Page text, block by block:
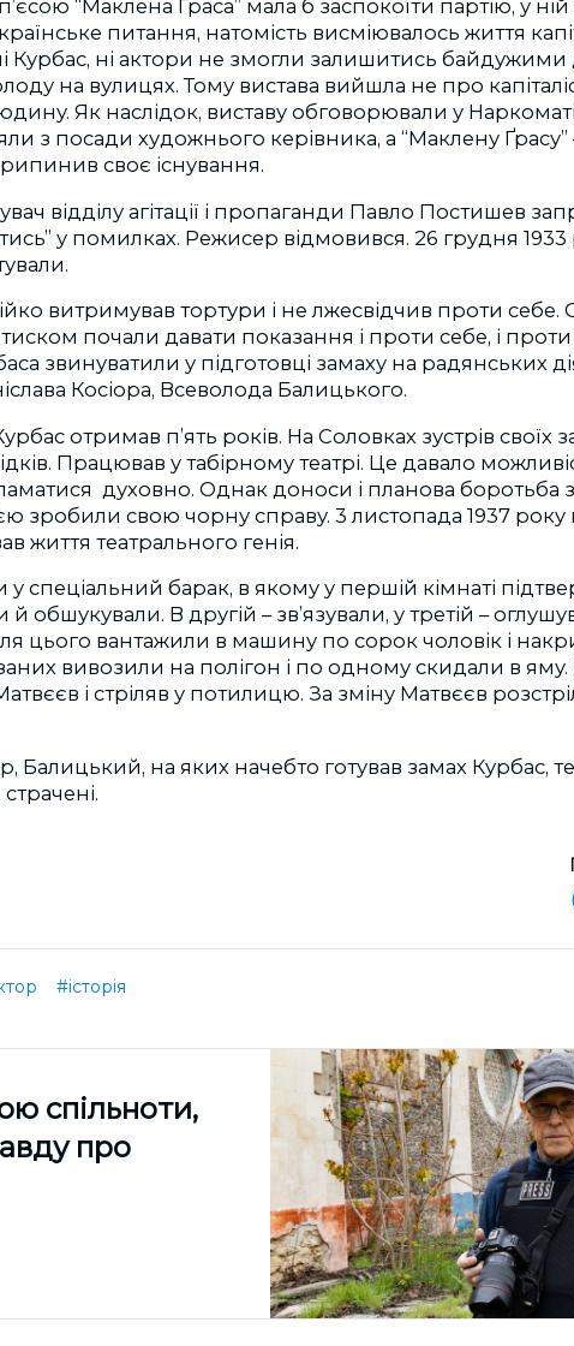
“Маклена Ґраса” мала б заспокоїти партію, у
питання, натомість висміювалось життя
Курбас, ні актори не змогли залишитись байдужими
на вулицях. Тому вистава вийшла не про
Як наслідок, виставу обговорювали у Наркоматі
з посади художнього керівника, а “Маклену Ґрасу”
своє існування.
відділу агітації і пропаганди Павло Постишев
у помилках. Режисер відмовився. 26 грудня
витримував тортури і не лжесвідчив проти себе.
почали давати показання і проти себе, і проти
звинуватили у підготовці замаху на радянських
Косіора, Всеволода Балицького.
отримав п’ять років. На Соловках зустрів своїх
Працював у табірному театрі. Це давало
духовно. Однак доноси і планова боротьба з
зробили свою чорну справу. 3 листопада 1937 року
життя театрального генія.
у спеціальний барак, в якому у першій кімнаті
й обшукували. В другій – зв’язували, у третій –
цього вантажили в машину по сорок чоловік і
вивозили на полігон і по одному скидали в
і стріляв у потилицю. За зміну Матвєєв
Балицький, на яких начебто готував замах Курбас,
#історія
спільноти,
про